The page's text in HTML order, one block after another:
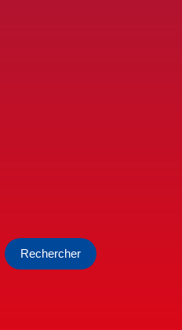
Rechercher